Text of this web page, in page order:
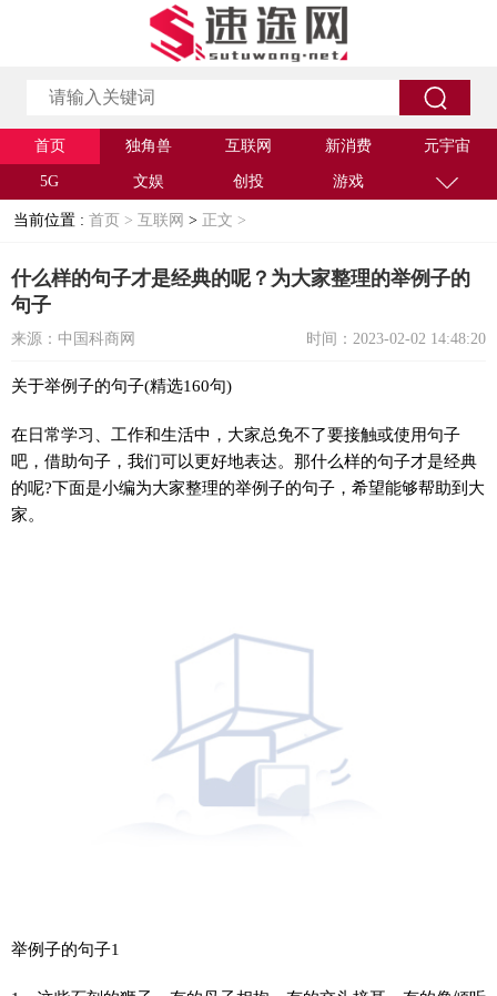
首页 独角兽 互联网 新消费 元宇宙
5G 文娱 创投 游戏
当前位置 : 首页 > 互联网 > 正文 >
什么样的句子才是经典的呢？为大家整理的举例子的
句子
来源：中国科商网 时间：2023-02-02 14:48:20
关于举例子的句子(精选160句)
在日常学习、工作和生活中，大家总免不了要接触或使用句子
吧，借助句子，我们可以更好地表达。那什么样的句子才是经典
的呢?下面是小编为大家整理的举例子的句子，希望能够帮助到大
家。
举例子的句子1